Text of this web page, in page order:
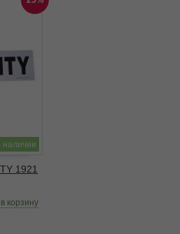
наличии
1921
в корзину